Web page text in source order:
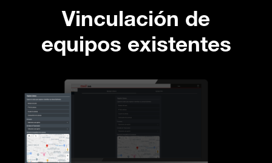
Vinculación de
equipos existentes